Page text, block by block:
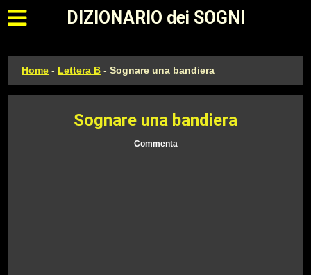
Apri il menu principale
DIZIONARIO dei SOGNI
Home - Lettera B -Sognare una bandiera
Sognare una bandiera
Commenta